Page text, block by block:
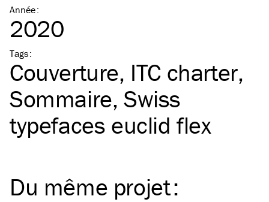
Année:
2020
Tags:
Couverture ITC charter
Sommaire Swiss
typefaces euclid flex
Du même projet: